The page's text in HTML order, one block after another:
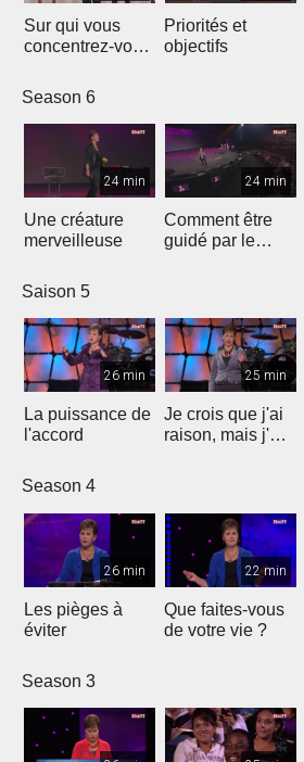
Sur qui vous
concentrez-vous
Priorités et
objectifs
Season 6
24 min
Une créature
merveilleuse
24 min
Comment être
guidé par le
Saison 5
26 min
La puissance de
l'accord
25 min
Je crois que j'ai
raison, mais j'ai
Season 4
26 min
Les pièges à
éviter
22 min
Que faites-vous
de votre vie ?
Season 3